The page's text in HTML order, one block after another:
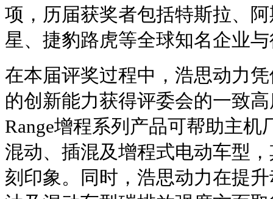
项，历届获奖者包括特斯拉、
星、捷豹路虎等全球知名企业
在本届评奖过程中，浩思动力
的创新能力获得评委会的一致
Range增程系列产品可帮助主
混动、插混及增程式电动车型
刻印象。同时，浩思动力在提